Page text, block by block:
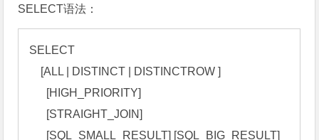
SELECT语法：
SELECT